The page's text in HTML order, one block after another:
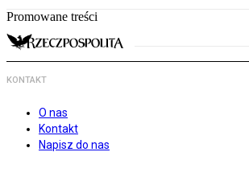
Promowane treści
KONTAKT
O nas
Kontakt
Napisz do nas